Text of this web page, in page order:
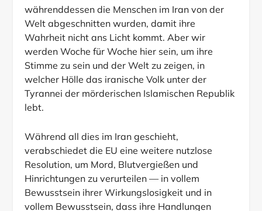
währenddessen die Menschen im Iran von der
Welt abgeschnitten wurden, damit ihre
Wahrheit nicht ans Licht kommt. Aber wir
werden Woche für Woche hier sein, um ihre
Stimme zu sein und der Welt zu zeigen, in
welcher Hölle das iranische Volk unter der
Tyrannei der mörderischen Islamischen Republik
lebt.
Während all dies im Iran geschieht,
verabschiedet die EU eine weitere nutzlose
Resolution, um Mord, Blutvergießen und
Hinrichtungen zu verurteilen — in vollem
Bewusstsein ihrer Wirkungslosigkeit und in